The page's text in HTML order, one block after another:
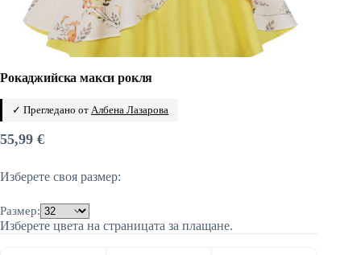
Рокаджийска макси рокля
✓ Прегледано от Албена Лазарова
55,99 €
Изберете своя размер:
Размер:
Изберете цвета на страницата за плащане.